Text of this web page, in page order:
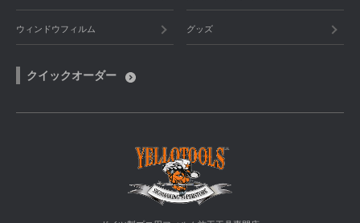
ウィンドウフィルム グッズ
クイックオーダー